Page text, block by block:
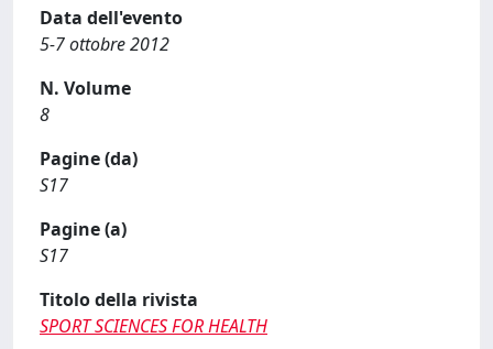
Data dell'evento
5-7 ottobre 2012
N. Volume
8
Pagine (da)
S17
Pagine (a)
S17
Titolo della rivista
SPORT SCIENCES FOR HEALTH